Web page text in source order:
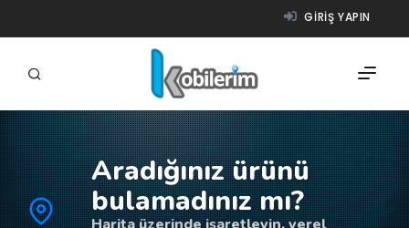
GIRIŞ YAPIN
FIRMALAR
ÜRÜNLER
Aradığınız ürünü
bulamadınız mı?